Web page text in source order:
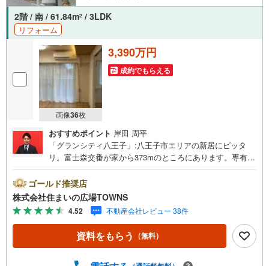
2階 / 南 / 61.84m2 / 3LDK
リフォーム
画像36枚
3,390万円
成約でもらえる
おすすめポイント 岸田 周平
「グランシティ八王子」:八王子市エリアの新居にピッタ
リ。富士森交番が家から373mのところにあります。専有面
ができます。住んでいて心地の良い中古マンションで魅力
的です。こちらの物件は南向きです。清潔感を求める方に
一押ししたい全居室フローリングです。入浴時間を気にす
る必要のない追焚機能のある浴室です。8.76平米のバルコ
ニーが付いた物件です。南向きの物件です。家族におすす
めな3LDK。設備も充実しています。鍵がかかる宅配ボック
ゴールド推奨店
株式会社住まいの広場TOWNS
4.52 不動産会社レビュー 38件
資料をもらう （無料）